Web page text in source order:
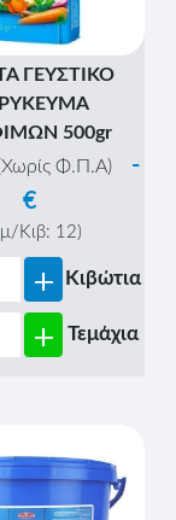
ΓΕΥΣΤΙΚΟ
500gr
(Χωρίς Φ.Π.Α)
-
€
Κιβ: 12)
+ Κιβώτια
+ Τεμάχια